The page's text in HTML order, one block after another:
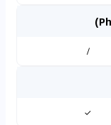
/
✓